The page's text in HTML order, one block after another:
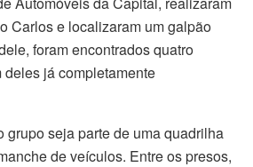
Carlos e localizaram um galpão
foram encontrados quatro
já completamente
seja parte de uma quadrilha
de veículos. Entre os presos,